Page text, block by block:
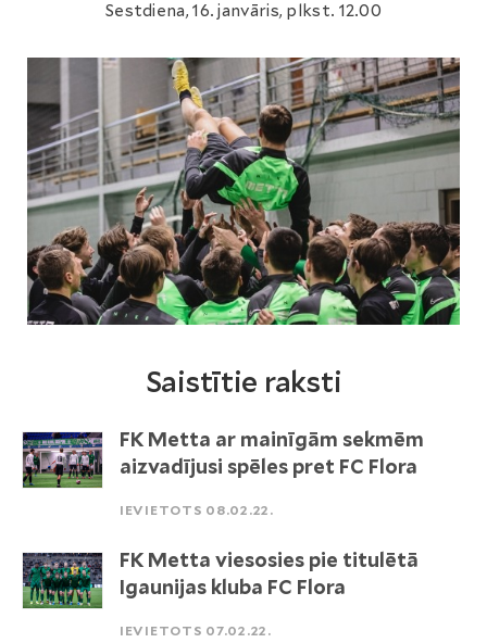
Sestdiena, 16. janvāris, plkst. 12.00
Saistītie raksti
FK Metta ar mainīgām sekmēm
aizvadījusi spēles pret FC Flora
IEVIETOTS 08.02.22.
FK Metta viesosies pie titulētā
Igaunijas kluba FC Flora
IEVIETOTS 07.02.22.